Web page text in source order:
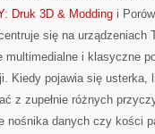
Druk 3D & Modding i
się na urządzeniach
multimedialne i klasyczne
Kiedy pojawia się
z zupełnie różnych
nośnika danych czy kości